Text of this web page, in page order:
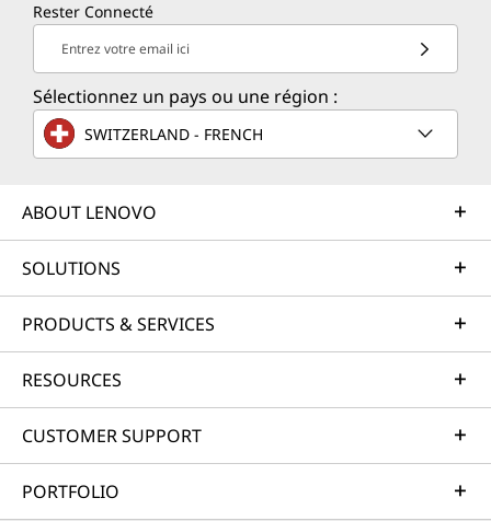
Rester Connecté
Entrez votre email ici
Sélectionnez un pays ou une région :
SWITZERLAND - FRENCH
ABOUT LENOVO
SOLUTIONS
PRODUCTS & SERVICES
RESOURCES
CUSTOMER SUPPORT
PORTFOLIO